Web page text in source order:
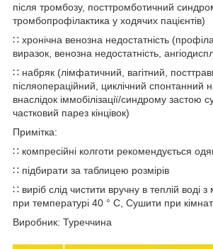
після тромбозу, посттромботичний
тромбопрофілактика у ходячих пацієнтів)
∷ хронічна венозна недостатність
виразок, венозна недостатність,
∷ набряк (лімфатичний, вагітний,
післяопераційний, циклічний спонтанний
внаслідок іммобілізації/синдрому застою
частковий парез кінцівок)
Примітка:
∷ компресійні колготи рекомендується
∷ підбирати за таблицею розмірів
∷ виріб слід чистити вручну в теплій воді
при температурі 40 ° C, Сушити при
Виробник: Туреччина